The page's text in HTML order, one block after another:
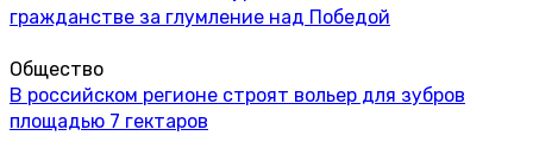
гражданстве за глумление над Победой
Общество
В российском регионе строят вольер для зубров
площадью 7 гектаров